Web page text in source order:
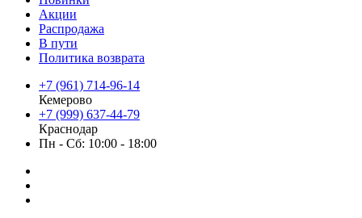
Акции
Распродажа
В пути
Политика возврата
+7 (961) 714-96-14
Кемерово
+7 (999) 637-44-79
Краснодар
Пн - Сб: 10:00 - 18:00